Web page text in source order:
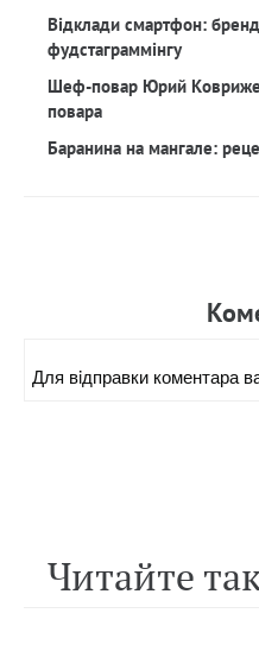
Відклади смартфон:
фудстаграммінгу
Шеф-повар Юрий
повара
Баранина на мангале:
Для вiдправки коментара
Читайте